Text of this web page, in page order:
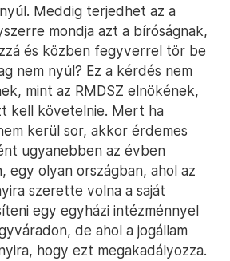
Meddig terjedhet az a
mondja azt a bíróságnak,
és közben fegyverrel tör be
nem nyúl? Ez a kérdés nem
mint az RMDSZ elnökének,
kell követelnie. Mert ha
kerül sor, akkor érdemes
ugyanebben az évben
egy olyan országban, ahol az
szerette volna a saját
egy egyházi intézménnyel
de ahol a jogállam
hogy ezt megakadályozza.